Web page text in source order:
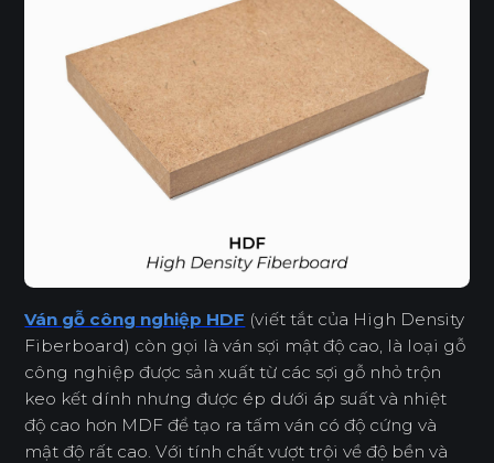
Ván gỗ công nghiệp HDF (viết tắt của High Density
Fiberboard) còn gọi là ván sợi mật độ cao, là loại gỗ
công nghiệp được sản xuất từ các sợi gỗ nhỏ trộn
keo kết dính nhưng được ép dưới áp suất và nhiệt
độ cao hơn MDF để tạo ra tấm ván có độ cứng và
mật độ rất cao. Với tính chất vượt trội về độ bền và